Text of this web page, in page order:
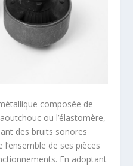
composée de
ou l’élastomère,
des bruits sonores
de ses pièces
En adoptant